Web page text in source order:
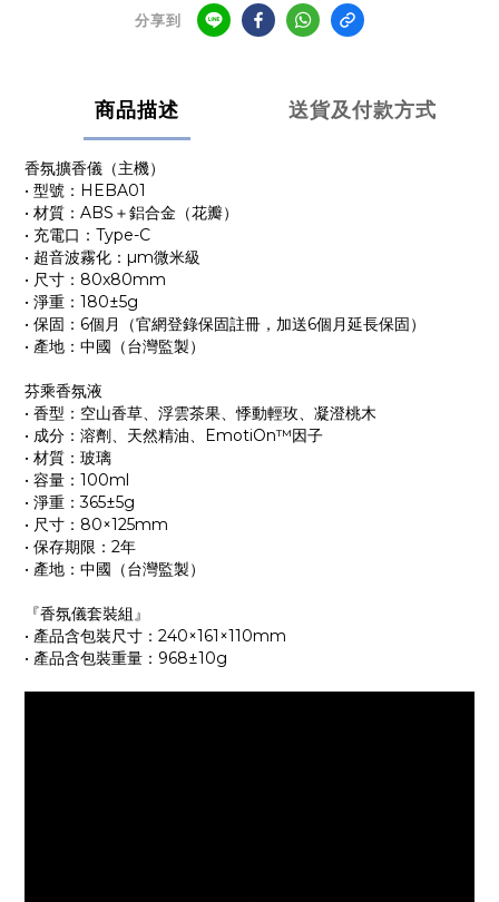
分享到
商品描述 送貨及付款方式
香氛擴香儀（主機）
• 型號：HEBA01
• 材質：ABS＋鋁合金（花瓣）
• 充電口：Type-C
• 超音波霧化：µm微米級
• 尺寸：80x80mm
• 淨重：180±5g
• 保固：6個月（官網登錄保固註冊，加送6個月延長保固）
• 產地：中國（台灣監製）
芬乘香氛液
• 香型：空山香草、浮雲茶果、悸動輕玫、凝澄桃木
• 成分：溶劑、天然精油、EmotiOn™因子
• 材質：玻璃
• 容量：100ml
• 淨重：365±5g
• 尺寸：80×125mm
• 保存期限：2年
• 產地：中國（台灣監製）
『香氛儀套裝組』
• 產品含包裝尺寸：240×161×110mm
• 產品含包裝重量：968±10g